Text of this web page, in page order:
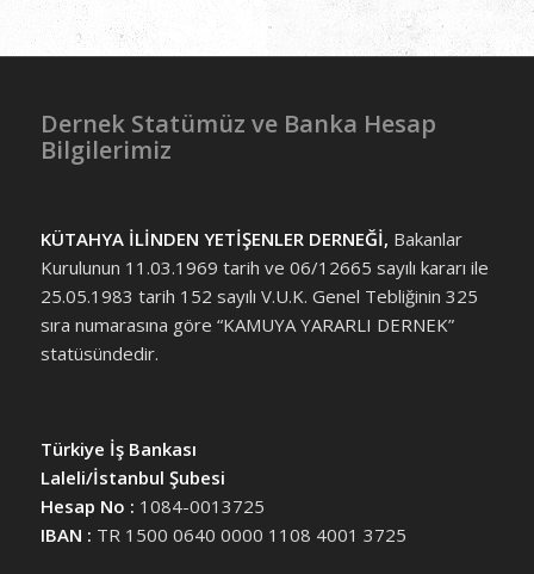
Dernek Statümüz ve Banka Hesap
Bilgilerimiz
KÜTAHYA İLİNDEN YETİŞENLER DERNEĞİ, Bakanlar
Kurulunun 11.03.1969 tarih ve 06/12665 sayılı kararı ile
25.05.1983 tarih 152 sayılı V.U.K. Genel Tebliğinin 325
sıra numarasına göre “KAMUYA YARARLI DERNEK”
statüsündedir.
Türkiye İş Bankası
Laleli/İstanbul Şubesi
Hesap No : 1084-0013725
IBAN : TR 1500 0640 0000 1108 4001 3725